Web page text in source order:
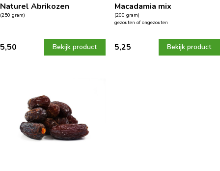
Naturel Abrikozen
(250 gram)
5,50 Bekijk product
Macadamia mix
(200 gram)
gezouten of ongezouten
5,25 Bekijk product